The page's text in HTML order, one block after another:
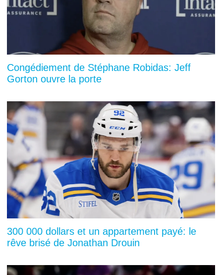
Congédiement de Stéphane Robidas: Jeff
Gorton ouvre la porte
300 000 dollars et un appartement payé: le
rêve brisé de Jonathan Drouin